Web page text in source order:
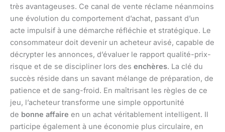
très avantageuses. Ce canal de vente réclame néanmoins
une évolution du comportement d’achat, passant d’un
acte impulsif à une démarche réfléchie et stratégique. Le
consommateur doit devenir un acheteur avisé, capable de
décrypter les annonces, d’évaluer le rapport qualité-prix-
risque et de se discipliner lors des enchères. La clé du
succès réside dans un savant mélange de préparation, de
patience et de sang-froid. En maîtrisant les règles de ce
jeu, l’acheteur transforme une simple opportunité
de bonne affaire en un achat véritablement intelligent. Il
participe également à une économie plus circulaire, en